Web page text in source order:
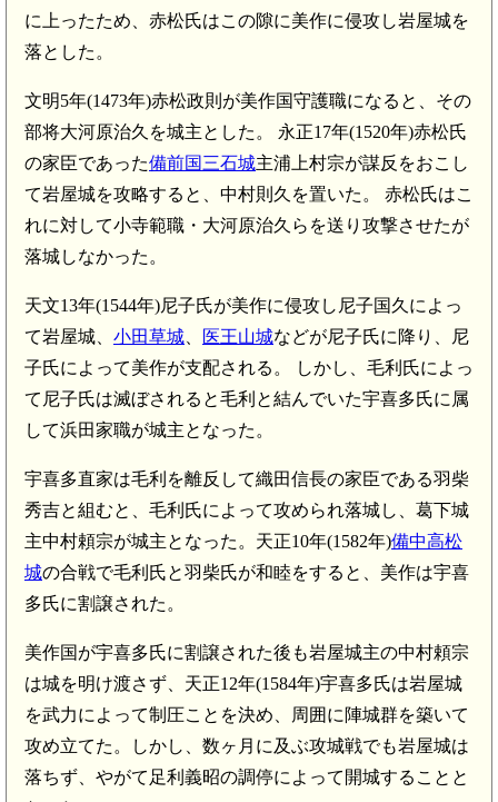
に上ったため、赤松氏はこの隙に美作に侵攻し岩屋城を
落とした。
文明5年(1473年)赤松政則が美作国守護職になると、その
部将大河原治久を城主とした。 永正17年(1520年)赤松氏
の家臣であった備前国三石城主浦上村宗が謀反をおこし
て岩屋城を攻略すると、中村則久を置いた。 赤松氏はこ
れに対して小寺範職・大河原治久らを送り攻撃させたが
落城しなかった。
天文13年(1544年)尼子氏が美作に侵攻し尼子国久によっ
て岩屋城、 小田草城 医王山城などが尼子氏に降り、尼
子氏によって美作が支配される。 しかし、毛利氏によっ
て尼子氏は滅ぼされると毛利と結んでいた宇喜多氏に属
して浜田家職が城主となった。
宇喜多直家は毛利を離反して織田信長の家臣である羽柴
秀吉と組むと、毛利氏によって攻められ落城し、葛下城
主中村頼宗が城主となった。天正10年(1582年)備中高松
城の合戦で毛利氏と羽柴氏が和睦をすると、美作は宇喜
多氏に割譲された。
美作国が宇喜多氏に割譲された後も岩屋城主の中村頼宗
は城を明け渡さず、天正12年(1584年)宇喜多氏は岩屋城
を武力によって制圧ことを決め、周囲に陣城群を築いて
攻め立てた。しかし、数ヶ月に及ぶ攻城戦でも岩屋城は
落ちず、やがて足利義昭の調停によって開城することと